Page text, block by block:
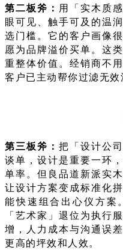
第二板斧： 用「实木质
眼可见、触手可及的温
选门槛。它的客户画像
愿为品牌溢价买单。这
重整体价值。经销商不
客户已主动帮你过滤无效
第三板斧：把「设计公
谈单，设计是重要一环
单率。但良品道新派实
让设计方案变成标准化
能快速组合出心仪方案
「艺术家」退位为执行
增，人力成本与沟通误
更高的坪效和人效。